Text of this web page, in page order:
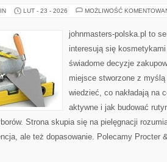
LUT - 23 - 2026 MOŻLIWOŚĆ
johnmasters-polska.pl to
interesują się
świadome decyzje
miejsce stworzone z
wiedzieć, co nakładają na
aktywne i jak budować
Strona skupia się na pielęgnacji
ale też dopasowanie. Polecamy Procter